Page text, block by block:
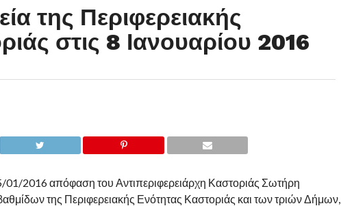
της Περιφερειακής
στις 8 Ιανουαρίου 2016
2016 απόφαση του Αντιπεριφερειάρχη Καστοριάς Σωτήρη
της Περιφερειακής Ενότητας Καστοριάς και των τριών Δήμων,